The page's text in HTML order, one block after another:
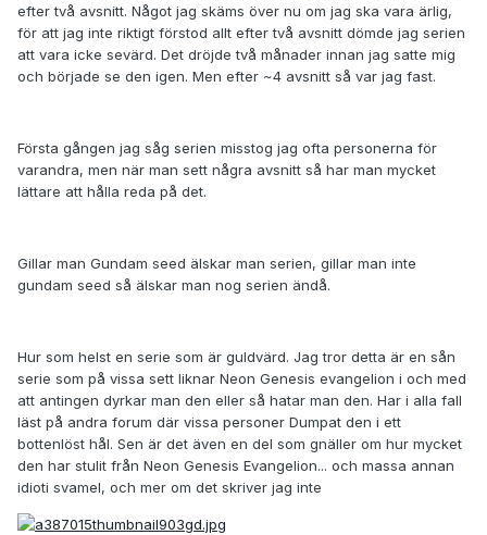
efter två avsnitt. Något jag skäms över nu om jag ska vara ärlig,
för att jag inte riktigt förstod allt efter två avsnitt dömde jag serien
att vara icke sevärd. Det dröjde två månader innan jag satte mig
och började se den igen. Men efter ~4 avsnitt så var jag fast.
Första gången jag såg serien misstog jag ofta personerna för
varandra, men när man sett några avsnitt så har man mycket
lättare att hålla reda på det.
Gillar man Gundam seed älskar man serien, gillar man inte
gundam seed så älskar man nog serien ändå.
Hur som helst en serie som är guldvärd. Jag tror detta är en sån
serie som på vissa sett liknar Neon Genesis evangelion i och med
att antingen dyrkar man den eller så hatar man den. Har i alla fall
läst på andra forum där vissa personer Dumpat den i ett
bottenlöst hål. Sen är det även en del som gnäller om hur mycket
den har stulit från Neon Genesis Evangelion... och massa annan
idioti svamel, och mer om det skriver jag inte